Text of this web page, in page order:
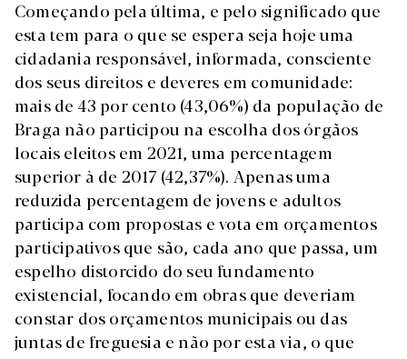
Começando pela última, e pelo significado que
esta tem para o que se espera seja hoje uma
cidadania responsável, informada, consciente
dos seus direitos e deveres em comunidade:
mais de 43 por cento (43,06%) da população de
Braga não participou na escolha dos órgãos
locais eleitos em 2021, uma percentagem
superior à de 2017 (42,37%). Apenas uma
reduzida percentagem de jovens e adultos
participa com propostas e vota em orçamentos
participativos que são, cada ano que passa, um
espelho distorcido do seu fundamento
existencial, focando em obras que deveriam
constar dos orçamentos municipais ou das
juntas de freguesia e não por esta via, o que